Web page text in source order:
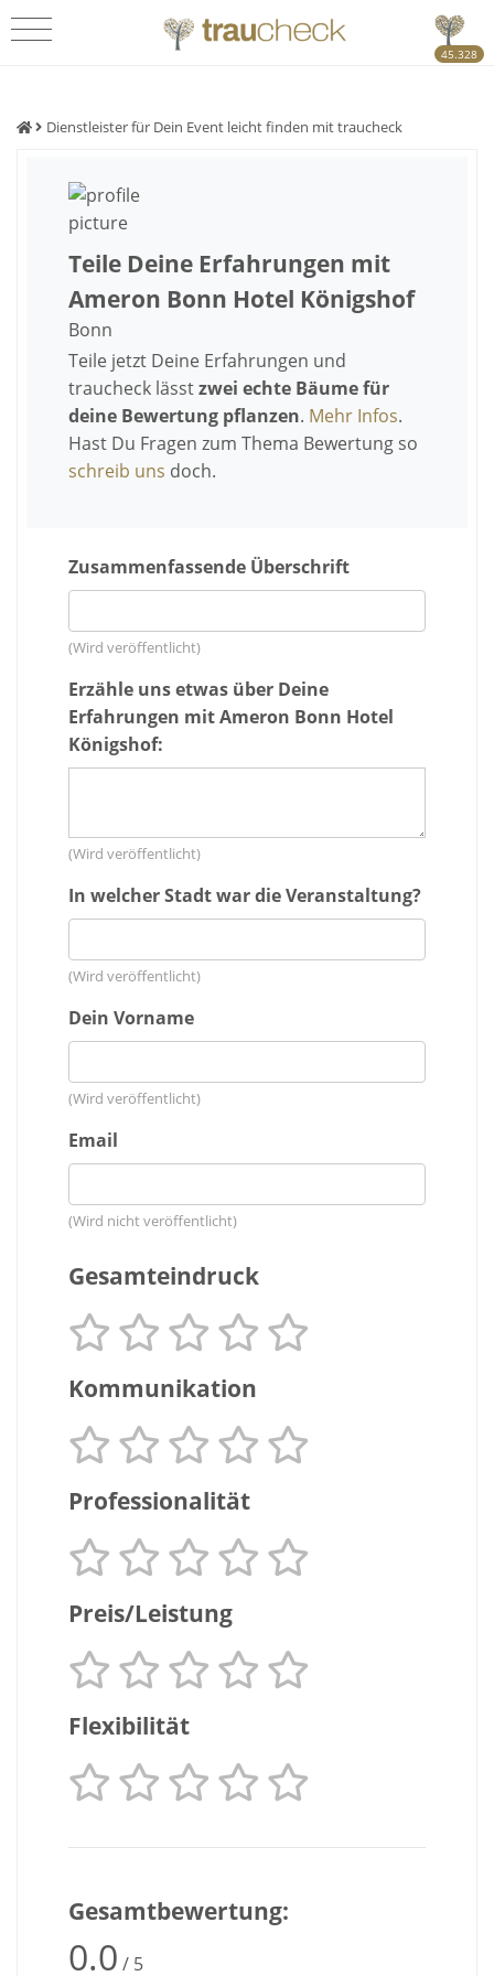
45.328
Dienstleister für Dein Event leicht finden mit traucheck
Teile Deine Erfahrungen mit
Ameron Bonn Hotel Königshof
Bonn
Teile jetzt Deine Erfahrungen und
traucheck lässtzwei echte Bäume für
deine Bewertung pflanzen. Mehr Infos.
Hast Du Fragen zum Thema Bewertung so
schreib uns doch.
Zusammenfassende Überschrift
(Wird veröffentlicht)
Erzähle uns etwas über Deine
Erfahrungen mit Ameron Bonn Hotel
Königshof:
(Wird veröffentlicht)
In welcher Stadt war die Veranstaltung?
(Wird veröffentlicht)
Dein Vorname
(Wird veröffentlicht)
Email
(Wird nicht veröffentlicht)
Gesamteindruck
Kommunikation
Professionalität
Preis/Leistung
Flexibilität
Gesamtbewertung:
0.0 / 5